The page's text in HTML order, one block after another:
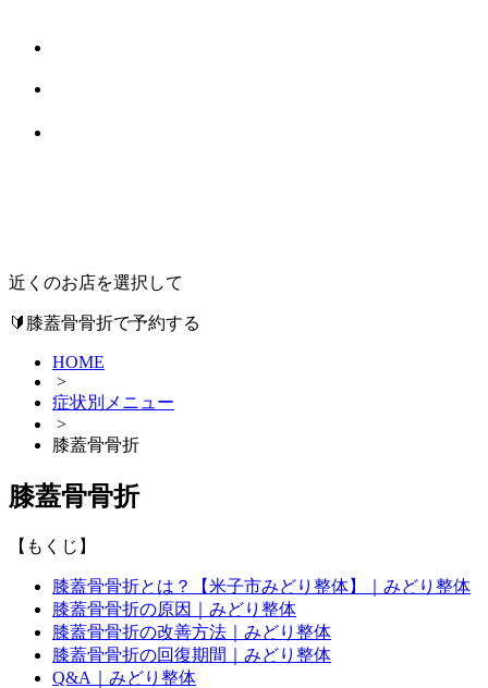
近くのお店を選択して
🔰膝蓋骨骨折で予約する
HOME
>
症状別メニュー
>
膝蓋骨骨折
膝蓋骨骨折
【もくじ】
膝蓋骨骨折とは？【米子市みどり整体】｜みどり整体
膝蓋骨骨折の原因｜みどり整体
膝蓋骨骨折の改善方法｜みどり整体
膝蓋骨骨折の回復期間｜みどり整体
Q&A｜みどり整体